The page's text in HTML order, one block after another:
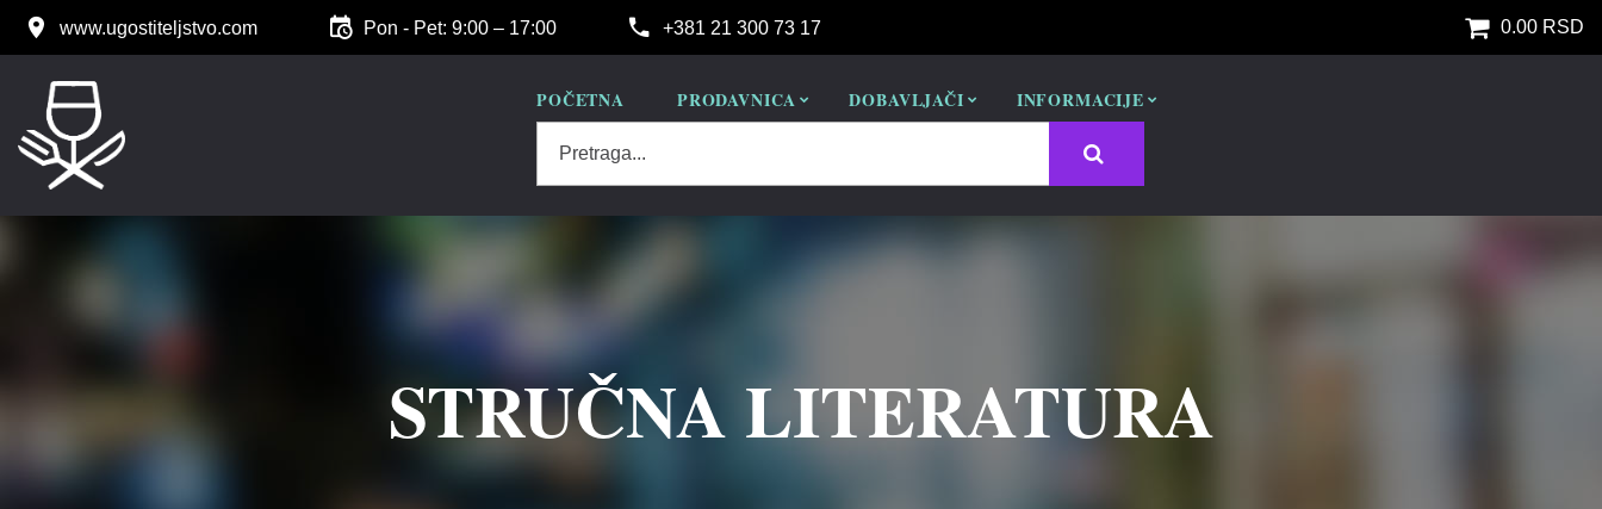
www.ugostiteljstvo.com Pon - Pet: 9:00 – 17:00 +381 21 300 73 17 0.00 RSD
POČETNA PRODAVNICA DOBAVLJAČI INFORMACIJE
Pretraga...
STRUČNA LITERATURA